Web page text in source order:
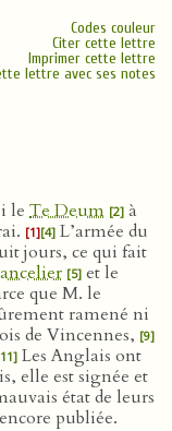
Codes couleur
Citer cette lettre
Imprimer cette lettre
lettre avec ses notes
le Te Deum [2] à
[1][4] L’armée du
jours, ce qui fait
[5] et le
que M. le
ramené ni
de Vincennes, [9]
Les Anglais ont
elle est signée et
état de leurs
publiée.